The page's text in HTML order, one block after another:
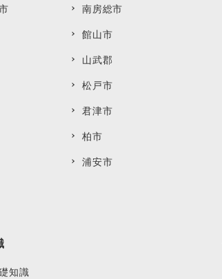
南房総市
館山市
山武郡
松戸市
君津市
柏市
浦安市
知識